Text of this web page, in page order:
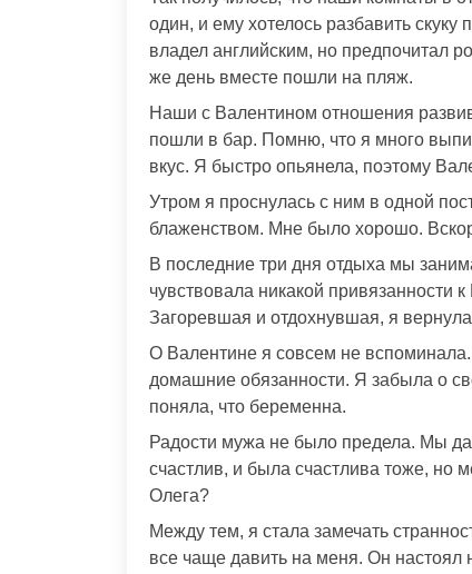
один, и ему хотелось разбавить
владел английским, но предпочитал
же день вместе пошли на пляж.
Наши с Валентином отношения
пошли в бар. Помню, что я много
вкус. Я быстро опьянела, поэтому
Утром я проснулась с ним в одной
блаженством. Мне было хорошо.
В последние три дня отдыха мы
чувствовала никакой
Загоревшая и отдохнувшая, я
О Валентине я совсем не
домашние обязанности. Я забыла о
поняла, что беременна.
Радости мужа не было предела. Мы
счастлив, и была счастлива тоже, но
Олега?
Между тем, я стала замечать
все чаще давить на меня. Он настоял